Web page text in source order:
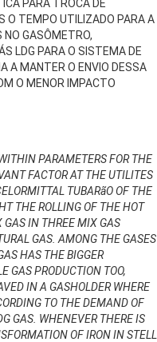
PARA TROCA DE
O TEMPO UTILIZADO PARA A
GASÔMETRO,
LDG PARA O SISTEMA DE
A MANTER O ENVIO DESSA
O MENOR IMPACTO
PARAMETERS FOR THE
FACTOR AT THE UTILITES
TUBARãO OF THE
THE ROLLING OF THE HOT
IN THREE MIX GAS
GAS. AMONG THE GASES
HAS THE BIGGER
GAS PRODUCTION TOO,
IN A GASHOLDER WHERE
TO THE DEMAND OF
GAS. WHENEVER THERE IS
OF IRON IN STELL